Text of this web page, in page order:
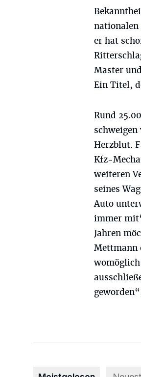
nationalen
er hat
Master
Ein Titel,
Rund
Herzblut.
Kfz-
weiteren
seines
Auto
immer
Jahren
Mettmann